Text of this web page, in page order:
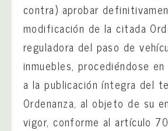
contra) aprobar
modificación de la citada
reguladora del paso de
inmuebles, procediéndose
a la publicación íntegra del
Ordenanza, al objeto de su
vigor, conforme al artículo